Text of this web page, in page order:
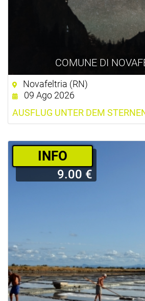
COMUNE DI
Novafeltria (RN)
09 Ago 2026
AUSFLUG UNTER DEM
­INFO
9.00 €